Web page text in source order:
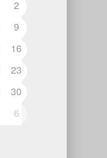
2
9
16
23
30
6